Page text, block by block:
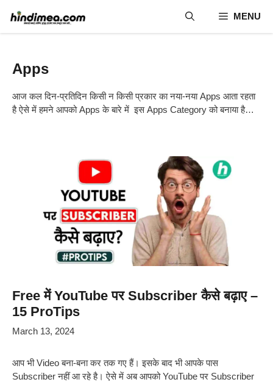
content
MENU
Apps
आज कल दिन-प्रतिदिन किसी न किसी प्रकार का नया-नया Apps आता रहता
है ऐसे में हमने आपको Apps के बारे में इस Apps Category को बनाया है…
Free में YouTube पर Subscriber कैसे बढ़ाए –
15 ProTips
March 13, 2024
आप भी Video बना-बना कर तक गए हैं। इसके बाद भी आपके पास
Subscriber नहीं आ रहे है। ऐसे में अब आपको YouTube पर Subscriber